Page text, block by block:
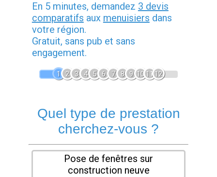
En 5 minutes, demandez 3 devis
comparatifs aux menuisiers dans
votre région.
Gratuit, sans pub et sans
engagement.
1 2 3 4 5 6 7 8 9 1011 12
Quel type de prestation
cherchez-vous ?
Pose de fenêtres sur
construction neuve